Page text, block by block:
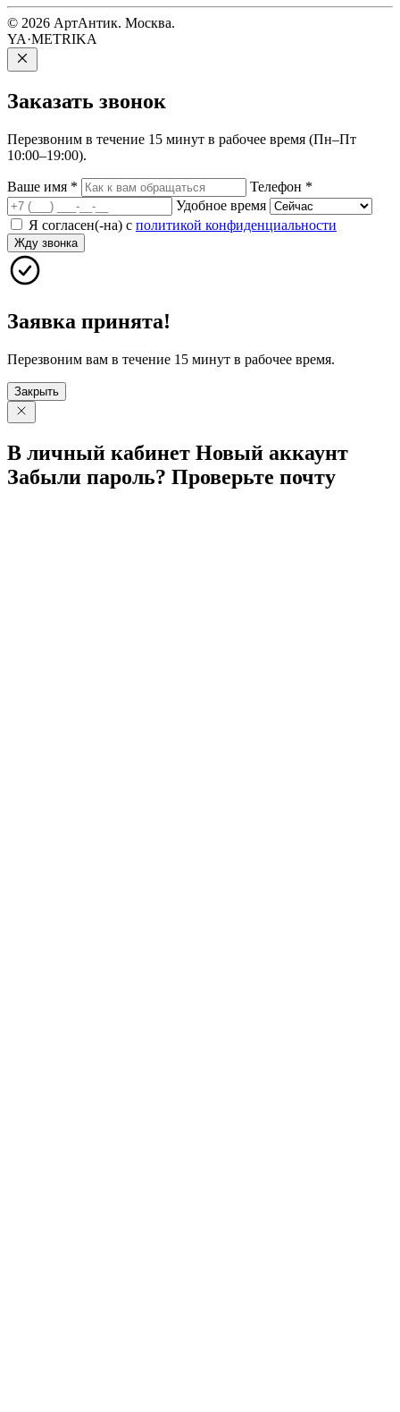
© 2026 АртАнтик. Москва.
YA·METRIKA
Заказать звонок
Перезвоним в течение 15 минут в рабочее время (Пн–Пт
10:00–19:00).
Ваше имя * Телефон *
Удобное время
Я согласен(-на) с политикой конфиденциальности
Жду звонка
Заявка принята!
Перезвоним вам в течение 15 минут в рабочее время.
Закрыть
В личный кабинет Новый аккаунт
Забыли пароль? Проверьте почту